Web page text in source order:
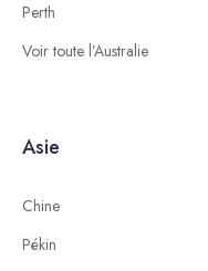
Perth
Voir toute l’Australie
Asie
Chine
Pékin